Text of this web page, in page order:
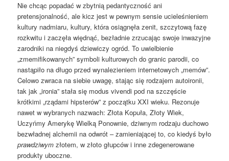
Nie chcąc popadać w zbytnią pedantyczność ani
pretensjonalność, ale kicz jest w pewnym sensie ucieleśnieniem
kultury nadmiaru, kultury, która osiągnęła zenit, szczytową fazę
rozkwitu i zaczęła więdnąć, bezładnie zrzucając swoje inwazyjne
zarodniki na niegdyś dziewiczy ogród. To uwielbienie
„zmemifikowanych” symboli kulturowych do granic parodii, co
nastąpiło na długo przed wynalezieniem internetowych „memów”.
Celowo zwraca na siebie uwagę, stając się rodzajem autoironii,
tak jak „ironia” stała się modus vivendi pod na szczęście
krótkimi „rządami hipsterów” z początku XXI wieku. Rezonuje
nawet w wybranych nazwach: Złota Kopuła, Złoty Wiek,
Uczyńmy Amerykę Wielką Ponownie, dziwnym rodzaju duchowo
bezwładnej alchemii na odwrót – zamieniającej to, co kiedyś było
prawdziwymzłotem, w złoto głupców i inne zdegenerowane
produkty uboczne.